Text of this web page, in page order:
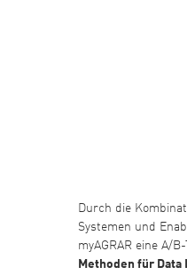
Durch die
Systemen und
myAGRAR eine A/
Methoden für Data